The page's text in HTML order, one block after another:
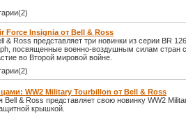
Force Insignia от Bell & Ross
& Ross представляет три новинки из серии BR
посвященные военно-воздушным силам стран
во Второй мировой войне.
WW2 Military Tourbillon от Bell & Ross
Bell & Ross представляет свою новинку WW2
крышкой.